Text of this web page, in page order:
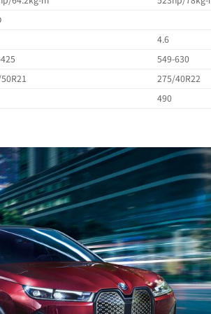
4.6
549-630
275/40R22
490